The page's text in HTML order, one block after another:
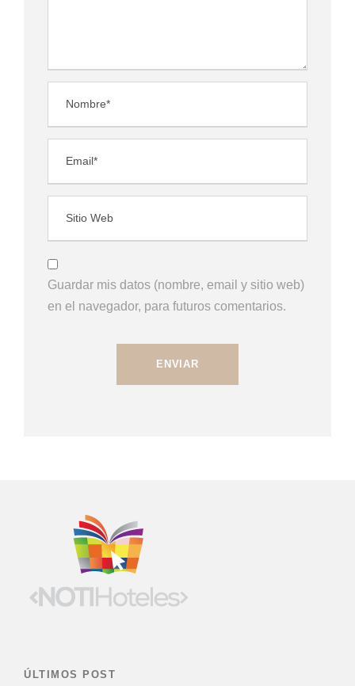
Guardar mis datos (nombre, email y sitio web)
en el navegador, para futuros comentarios.
ÚLTIMOS POST